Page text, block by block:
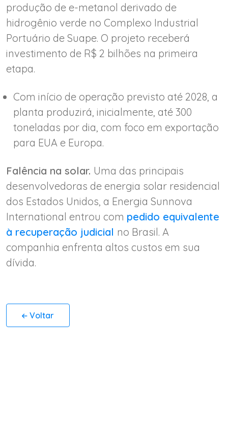
produção de e-metanol derivado de
hidrogênio verde no Complexo Industrial
Portuário de Suape. O projeto receberá
investimento de R$ 2 bilhões na primeira
etapa.
Com início de operação previsto até 2028, a
planta produzirá, inicialmente, até 300
toneladas por dia, com foco em exportação
para EUA e Europa.
Falência na solar. Uma das principais
desenvolvedoras de energia solar residencial
dos Estados Unidos, a Energia Sunnova
International entrou com pedido equivalente
à recuperação judicial no Brasil. A
companhia enfrenta altos custos em sua
dívida.
Voltar